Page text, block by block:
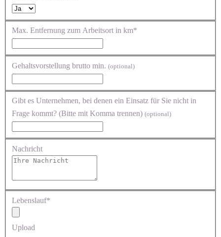
Max. Entfernung zum Arbeitsort in km*
Gehaltsvorstellung brutto min. (optional)
Gibt es Unternehmen, bei denen ein Einsatz für Sie nicht in
Frage kommt? (Bitte mit Komma trennen) (optional)
Nachricht
Lebenslauf*
Upload